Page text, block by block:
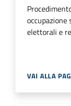
elettorali e
VAI ALLA